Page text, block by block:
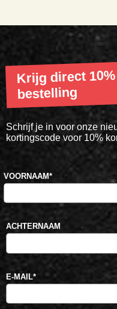
Krijg direct
bestelling
Schrijf je in voor onze
kortingscode voor 10%
VOORNAAM*
ACHTERNAAM
E-MAIL*